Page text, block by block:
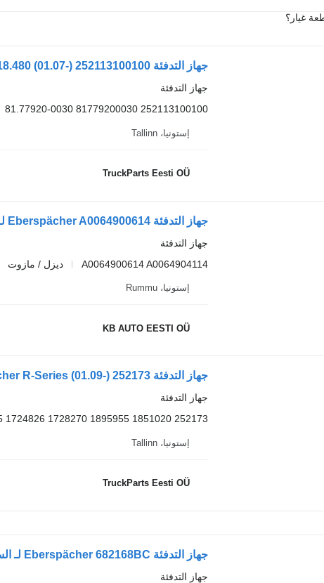
غيار؟
جهاز التدفئة
252113100100 81779200030 81.77920-0030
إستونيا، Tallinn
TruckParts Eesti OÜ
جهاز التدفئة
A0064900614 A0064904114
ديزل / مازوت
إستونيا، Rummu
KB AUTO EESTI OÜ
جهاز التدفئة
252173 1851020 1895955 1728270 1724826 154845 1463893
إستونيا، Tallinn
TruckParts Eesti OÜ
جهاز التدفئة Eberspächer 682168BC لـ السيارات القاطرة
جهاز التدفئة